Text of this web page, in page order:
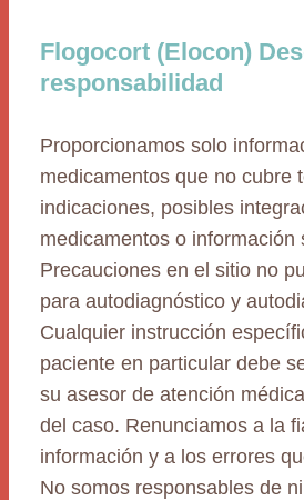
Flogocort (Elocon)
responsabilidad
Proporcionamos solo
medicamentos que no cubre
indicaciones, posibles
medicamentos o información
Precauciones en el sitio no
para autodiagnóstico y
Cualquier instrucción
paciente en particular debe
su asesor de atención
del caso. Renunciamos a la
información y a los errores
No somos responsables de